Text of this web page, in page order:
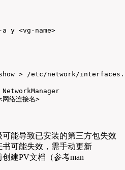
y <vg-name>
> /etc/network/
络连接名>
能导致已安装的第三方包失效
可能失效，需手动更新
建PV文档（参考man